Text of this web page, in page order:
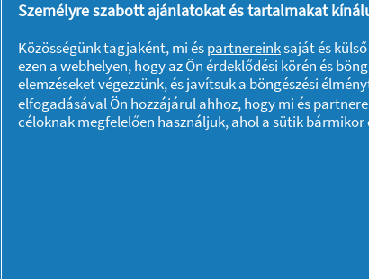
Személyre szabott ajánlatokat és tartalmakat
Közösségünk tagjaként, mi éspartnereinksaját és
ezen a webhelyen, hogy az Ön érdeklődési körén és
elemzéseket végezzünk, és javítsuk a böngészési
elfogadásával Ön hozzájárul ahhoz, hogy mi és
céloknak megfelelően használjuk, ahol a sütik